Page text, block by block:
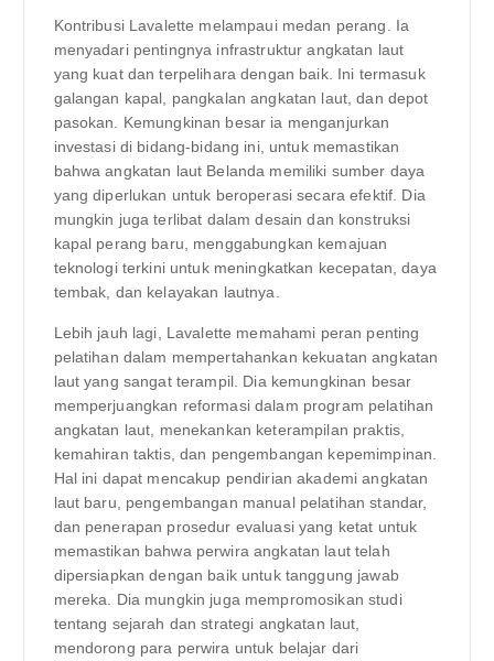
Kontribusi Lavalette melampaui medan perang. Ia
menyadari pentingnya infrastruktur angkatan laut
yang kuat dan terpelihara dengan baik. Ini termasuk
galangan kapal, pangkalan angkatan laut, dan depot
pasokan. Kemungkinan besar ia menganjurkan
investasi di bidang-bidang ini, untuk memastikan
bahwa angkatan laut Belanda memiliki sumber daya
yang diperlukan untuk beroperasi secara efektif. Dia
mungkin juga terlibat dalam desain dan konstruksi
kapal perang baru, menggabungkan kemajuan
teknologi terkini untuk meningkatkan kecepatan, daya
tembak, dan kelayakan lautnya.
Lebih jauh lagi, Lavalette memahami peran penting
pelatihan dalam mempertahankan kekuatan angkatan
laut yang sangat terampil. Dia kemungkinan besar
memperjuangkan reformasi dalam program pelatihan
angkatan laut, menekankan keterampilan praktis,
kemahiran taktis, dan pengembangan kepemimpinan.
Hal ini dapat mencakup pendirian akademi angkatan
laut baru, pengembangan manual pelatihan standar,
dan penerapan prosedur evaluasi yang ketat untuk
memastikan bahwa perwira angkatan laut telah
dipersiapkan dengan baik untuk tanggung jawab
mereka. Dia mungkin juga mempromosikan studi
tentang sejarah dan strategi angkatan laut,
mendorong para perwira untuk belajar dari